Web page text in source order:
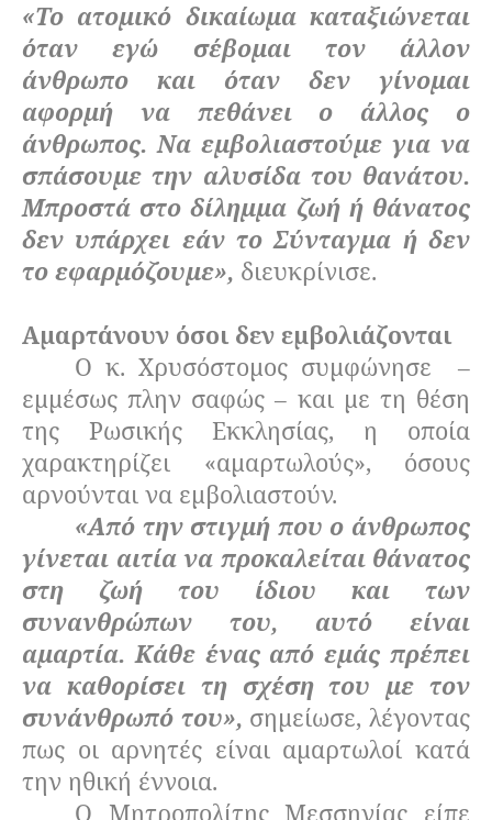
«Το ατομικό δικαίωμα καταξιώνεται
όταν εγώ σέβομαι τον άλλον
άνθρωπο και όταν δεν γίνομαι
αφορμή να πεθάνει ο άλλος ο
άνθρωπος. Να εμβολιαστούμε για να
σπάσουμε την αλυσίδα του θανάτου.
Μπροστά στο δίλημμα ζωή ή θάνατος
δεν υπάρχει εάν το Σύνταγμα ή δεν
το εφαρμόζουμε», διευκρίνισε.
Αμαρτάνουν όσοι δεν εμβολιάζονται
Ο κ. Χρυσόστομος συμφώνησε
–
εμμέσως πλην σαφώς – και με τη θέση
της Ρωσικής Εκκλησίας, η οποία
χαρακτηρίζει «αμαρτωλούς», όσους
αρνούνται να εμβολιαστούν.
«Από την στιγμή που ο άνθρωπος
γίνεται αιτία να προκαλείται θάνατος
στη ζωή του ίδιου και των
συνανθρώπων του, αυτό είναι
αμαρτία. Κάθε ένας από εμάς πρέπει
να καθορίσει τη σχέση του με τον
συνάνθρωπό του», σημείωσε, λέγοντας
πως οι αρνητές είναι αμαρτωλοί κατά
την ηθική έννοια.
Ο Μητροπολίτης Μεσσηνίας είπε